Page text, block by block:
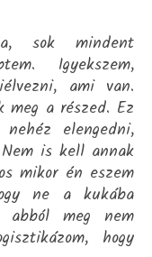
sok mindent
Igyekszem,
ami van.
meg a részed. Ez
elengedni,
is kell annak
mikor én eszem
ne a kukába
meg nem
hogy